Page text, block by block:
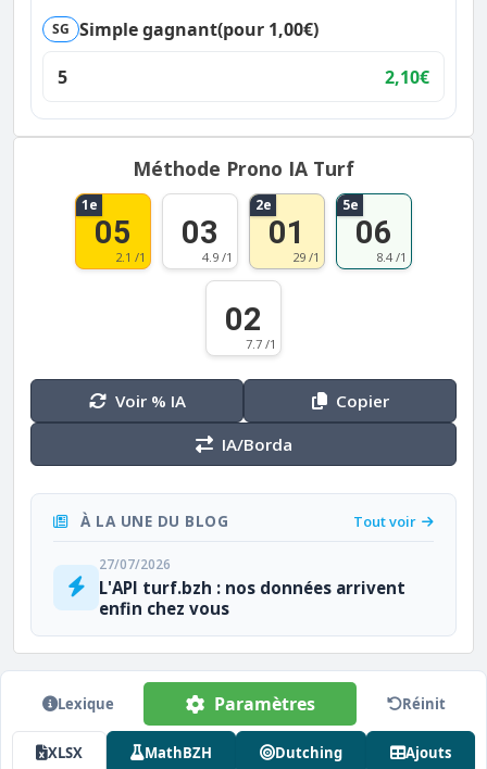
SG Simple gagnant(pour 1,00€)
5
2,10€
Méthode Prono IA Turf
1e
05
2.1 /1
03
4.9 /1
2e
01
29 /1
5e
06
8.4 /1
02
7.7 /1
Voir % IA
Copier
IA/Borda
À LA UNE DU BLOG Tout voir
27/07/2026
L'API turf.bzh : nos données arrivent
enfin chez vous
Lexique Paramètres Réinit
XLSX MathBZH Dutching Ajouts